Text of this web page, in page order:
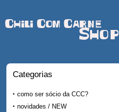
Chili Com Carne
Shop
Categorias
como ser sócio da CCC?
novidades / NEW